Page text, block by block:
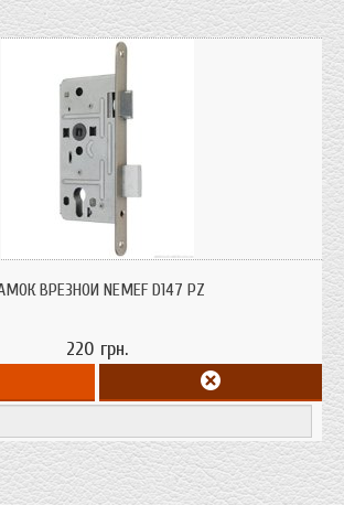
ВРЕЗНОЙ NEMEF D147 PZ
220 грн.